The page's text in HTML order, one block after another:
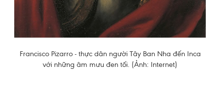
Francisco Pizarro - thực dân người Tây Ban Nha đến Inca
với những âm mưu đen tối. (Ảnh: Internet)